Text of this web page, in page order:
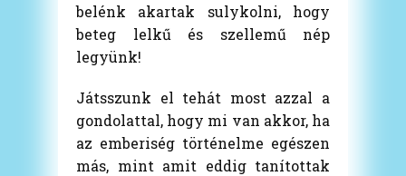
belénk akartak sulykolni, hogy
beteg lelkű és szellemű nép
legyünk!
Játsszunk el tehát most azzal a
gondolattal, hogy mi van akkor, ha
az emberiség történelme egészen
más, mint amit eddig tanítottak